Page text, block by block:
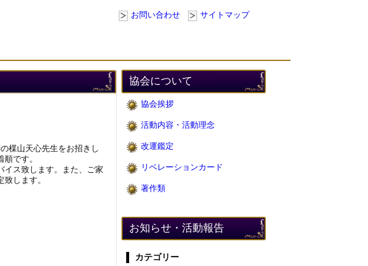
お問い合わせ サイトマップ
楳山天心先生をお招きし
です。
イス致します。また、ご家
します。
協会について
協会挨拶
活動内容・活動理念
改運鑑定
リベレーションカード
著作類
お知らせ・活動報告
カテゴリー